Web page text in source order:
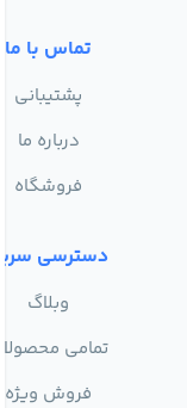
تماس با ما
پشتیبانی
درباره ما
فروشگاه
دسترسی سریع
وبلاگ
تمامی محصولات
فروش ویژه